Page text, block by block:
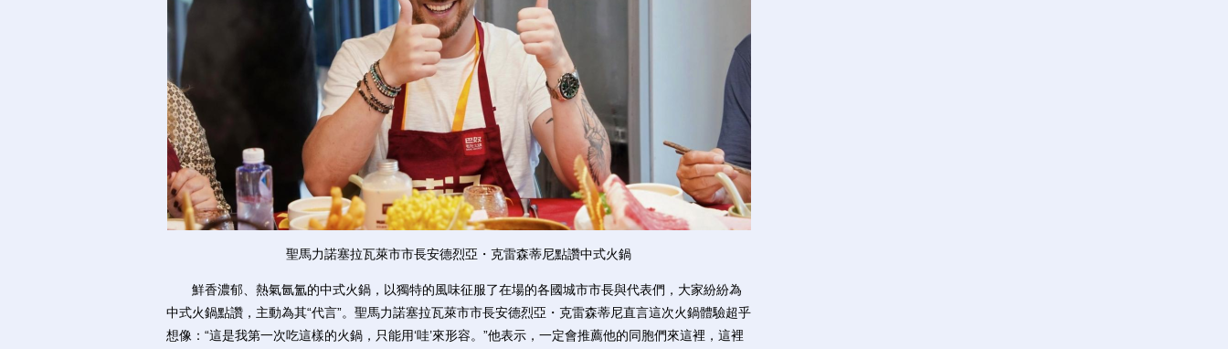
聖馬力諾塞拉瓦萊市市長安德烈亞・克雷森蒂尼點讚中式火鍋
鮮香濃郁、熱氣氤氳的中式火鍋，以獨特的風味征服了在場的各國城市市長與代表們，大家紛紛為
中式火鍋點讚，主動為其“代言”。聖馬力諾塞拉瓦萊市市長安德烈亞・克雷森蒂尼直言這次火鍋體驗超乎
想像：“這是我第一次吃這樣的火鍋，只能用‘哇’來形容。”他表示，一定會推薦他的同胞們來這裡，這裡